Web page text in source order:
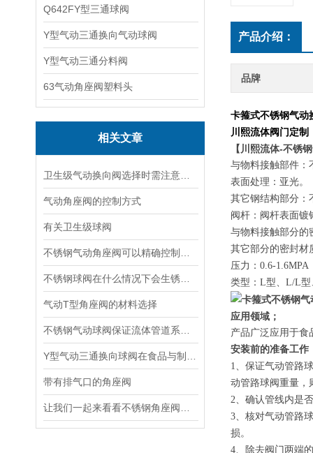
Q642FY型三通球阀
Y型气动三通换向气动球阀
Y型气动三通分料阀
63气动角座阀塑料头
相关文章
气动角座阀的控制方式
有关卫生级球阀
气动T型角座阀的材料选择
带有排气口的角座阀
产品介绍：
品牌
卡箍式不锈钢气动
川熙流体阀门定
【川熙流体-不锈
与物料接触部件：
表面处理：亚光。
其它钢结构部分：
阀杆：阀杆表面镀
与物料接触部分的
其它部分的密封材
压力：0.6-1.6MPA
类型：L型、L/L
应用领域；
产品广泛应用于
安装前的准备工作
1、保证气动管路
动管路球阀重量，
2、确认管线内是
3、核对气动管路
损。
4、除去阀门两端